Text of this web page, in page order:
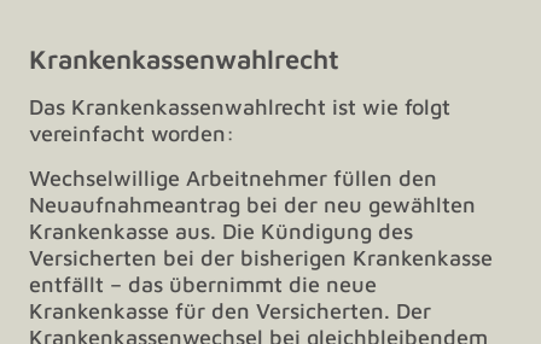
Krankenkassenwahlrecht
Das Krankenkassenwahlrecht ist wie folgt
vereinfacht worden:
Wechselwillige Arbeitnehmer füllen den
Neuaufnahmeantrag bei der neu gewählten
Krankenkasse aus. Die Kündigung des
Versicherten bei der bisherigen Krankenkasse
entfällt – das übernimmt die neue
Krankenkasse für den Versicherten. Der
Krankenkassenwechsel bei gleichbleibendem